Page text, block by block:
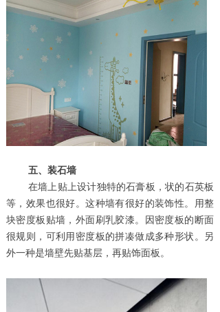
五、装石墙
在墙上贴上设计独特的石膏板，状的石英板
等，效果也很好。这种墙有很好的装饰性。用整
块密度板贴墙，外面刷乳胶漆。因密度板的断面
很规则，可利用密度板的拼凑做成多种形状。另
外一种是墙壁先贴基层，再贴饰面板。